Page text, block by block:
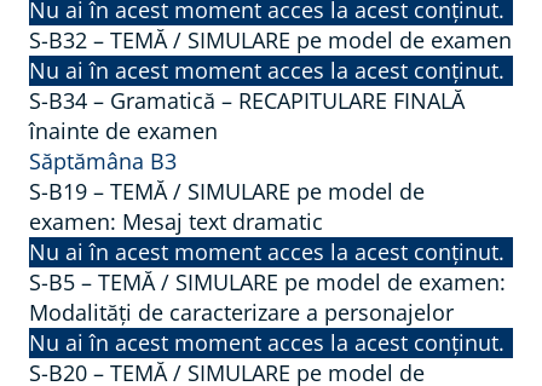
Nu ai în acest moment acces la acest conținut.
S-B32 – TEMĂ / SIMULARE pe model de examen
Nu ai în acest moment acces la acest conținut.
S-B34 – Gramatică – RECAPITULARE FINALĂ
înainte de examen
Săptămâna B3
S-B19 – TEMĂ / SIMULARE pe model de
examen: Mesaj text dramatic
Nu ai în acest moment acces la acest conținut.
S-B5 – TEMĂ / SIMULARE pe model de examen:
Modalități de caracterizare a personajelor
Nu ai în acest moment acces la acest conținut.
S-B20 – TEMĂ / SIMULARE pe model de